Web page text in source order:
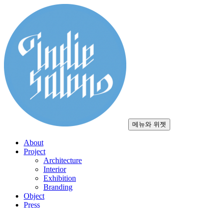
로
건
너
뛰
기
메뉴와 위젯
About
Project
Architecture
Interior
Exhibition
Branding
Object
Press